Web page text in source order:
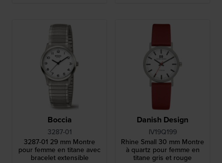
Boccia
3287-01
3287-01 29 mm Montre
pour femme en titane avec
bracelet extensible
Danish Design
IV19Q199
Rhine Small 30 mm Montre
à quartz pour femme en
titane gris et rouge